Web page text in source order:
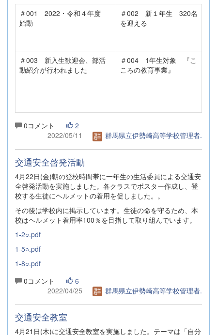
＃001 2022・令和４年度
始動
＃002 新１年生 320名
を迎える
＃003 新入生歓迎会、部活
動紹介が行われました
＃004 1年生対象 『こ
ころの教育事業』
0コメント
2
2022/05/11
群馬県立伊勢崎高等学校管理者.
交通安全啓発活動
4月22日(金)朝の登校時間帯に一年生の生活委員による交通安
全啓発活動を実施しました。各クラスでポスター作成し、登
校する生徒にヘルメットの着用を促しました。。
その後は学校内に掲示しています。生徒の命を守るため、本
校はヘルメット着用率100％を目指して取り組んでいます。
1-2○.pdf
1-5○.pdf
1-8○.pdf
0コメント
6
2022/04/25
群馬県立伊勢崎高等学校管理者.
交通安全教室
4月21日(木)に交通安全教室を実施しました。テーマは「自分